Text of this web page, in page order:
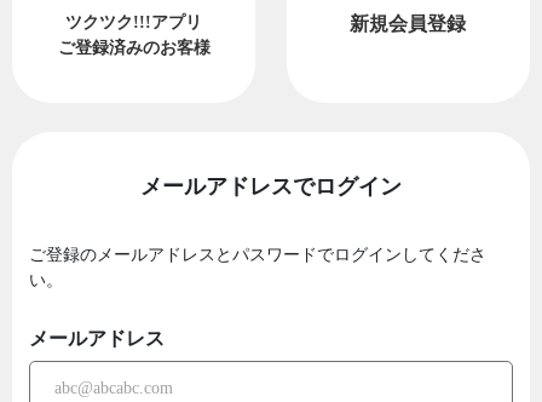
ツクツク!!!アプリ
ご登録済みのお客様
新規会員登録
メールアドレスでログイン
ご登録のメールアドレスとパスワードでログインしてくださ
い。
メールアドレス